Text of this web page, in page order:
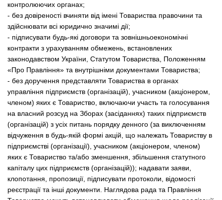
контролюючих органах;
- без довіреності вчиняти від імені Товариства правочини та
здійснювати всі юридично значимі дії;
- підписувати будь-які договори та зовнішньоекономічні
контракти з урахуванням обмежень, встановлених
законодавством України, Статутом Товариства, Положенням
«Про Правління» та внутрішніми документами Товариства;
- без доручення представляти Товариства в органах
управління підприємств (організацій), учасником (акціонером,
членом) яких є Товариство, включаючи участь та голосування
на власний розсуд на Зборах (засіданнях) таких підприємств
(організацій) з усіх питань порядку денного (за виключенням
відчуження в будь-якій формі акцій, що належать Товариству в
підприємстві (організації), учасником (акціонером, членом)
яких є Товариство та/або зменшення, збільшення статутного
капіталу цих підприємств (організацій)); надавати заяви,
клопотання, пропозиції, підписувати протоколи, відомості
реєстрації та інші документи. Наглядова рада та Правління